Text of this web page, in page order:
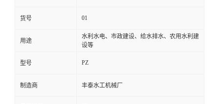
货号 01
用途
水利水电、市政建设、给水排水、农用水利建
设等
型号 PZ
制造商 丰泰水工机械厂